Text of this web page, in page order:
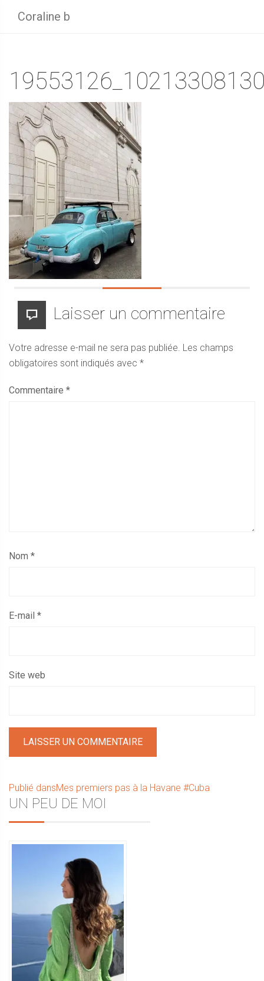
Coraline b
Laisser un commentaire
Votre adresse e-mail ne sera pas publiée. Les champs
obligatoires sont indiqués avec *
Commentaire *
Nom *
E-mail *
Site web
Navigation
de
Publié dansMes premiers pas à la Havane #Cuba
Sidebar
UN PEU DE MOI